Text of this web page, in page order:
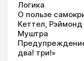
Логика
О пользе
Кеттел,
Муштра
два! три!»